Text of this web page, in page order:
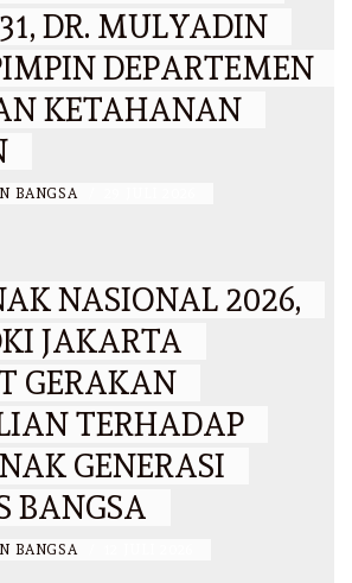
DR. MULYADIN
DEPARTEMEN
KETAHANAN
BANGSA
NASIONAL 2026,
JAKARTA
GERAKAN
TERHADAP
GENERASI
BANGSA
BANGSA